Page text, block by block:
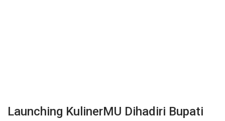
Launching KulinerMU Dihadiri Bupati